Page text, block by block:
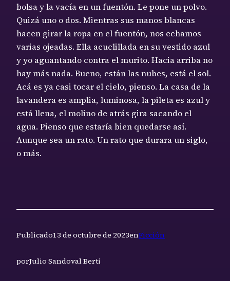
bolsa y la vacía en un fuentón. Le pone un polvo.
Quizá uno o dos. Mientras sus manos blancas
hacen girar la ropa en el fuentón, nos echamos
varias ojeadas. Ella acuclillada en su vestido azul
y yo aguantando contra el murito. Hacia arriba no
hay más nada. Bueno, están las nubes, está el sol.
Acá es ya casi tocar el cielo, pienso. La casa de la
lavandera es amplia, luminosa, la pileta es azul y
está llena, el molino de atrás gira sacando el
agua. Pienso que estaría bien quedarse así.
Aunque sea un rato. Un rato que durara un siglo,
o más.
Publicado13 de octubre de 2023enFicción
porJulio Sandoval Berti